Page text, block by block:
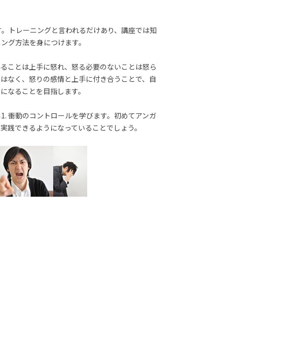
トレーニングと言われるだけあり、講座では知
グ方法を身につけます。
ことは上手に怒れ、怒る必要のないことは怒ら
なく、怒りの感情と上手に付き合うことで、自
なることを目指します。
衝動のコントロールを学びます。初めてアンガ
できるようになっていることでしょう。